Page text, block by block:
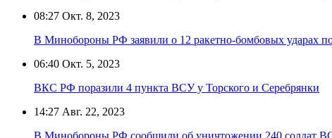
08:27 Окт. 8, 2023
В Минобороны РФ заявили о 12 ракетно-бомбовых ударах
06:40 Окт. 5, 2023
ВКС РФ поразили 4 пункта ВСУ у Торского и Серебрянки
14:27 Авг. 22, 2023
В Минобороны РФ сообщили об уничтожении 240 солдат